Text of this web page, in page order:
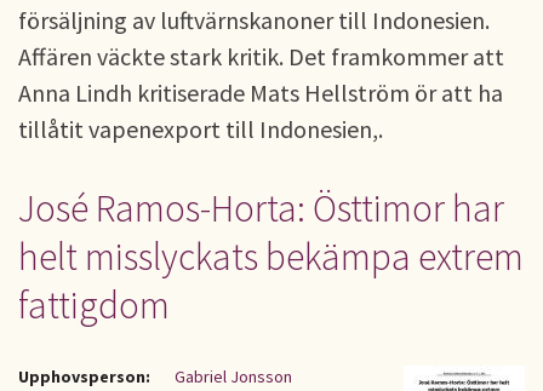
försäljning av luftvärnskanoner till Indonesien.
Affären väckte stark kritik. Det framkommer att
Anna Lindh kritiserade Mats Hellström ör att ha
tillåtit vapenexport till Indonesien,.
José Ramos-Horta: Östtimor har
helt misslyckats bekämpa extrem
fattigdom
Upphovsperson:
Gabriel Jonsson